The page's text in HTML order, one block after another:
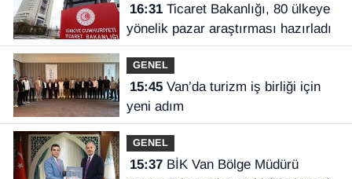
16:31Ticaret Bakanlığı, 80 ülkeye
yönelik pazar araştırması hazırladı
GENEL
15:45Van’da turizm iş birliği için
yeni adım
GENEL
15:37BİK Van Bölge Müdürü